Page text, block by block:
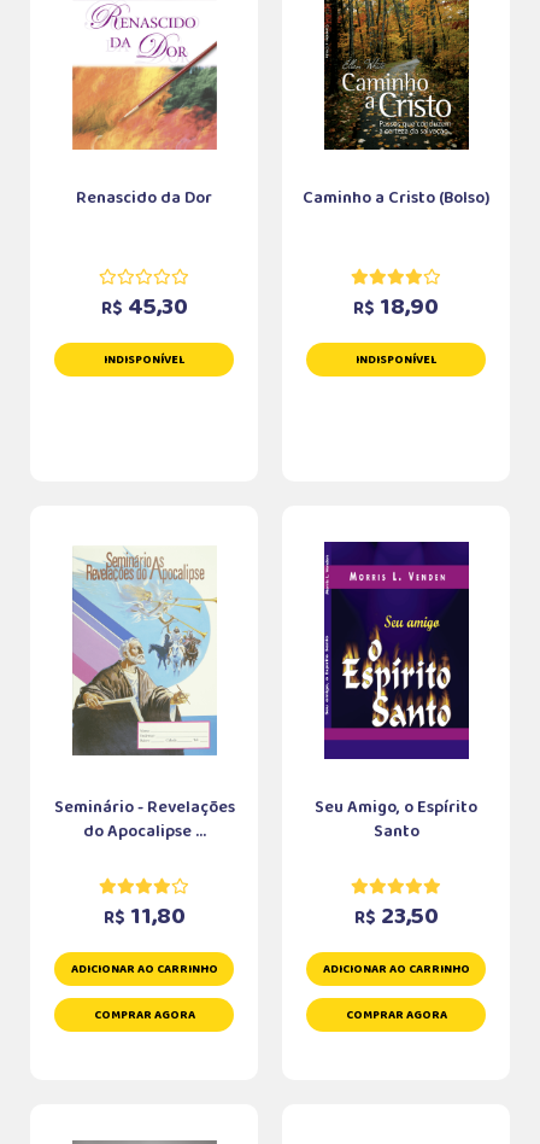
Renascido da Dor
R$ 45,30
INDISPONÍVEL
Caminho a Cristo (Bolso)
R$ 18,90
INDISPONÍVEL
Seminário - Revelações
do Apocalipse ...
R$ 11,80
ADICIONAR AO CARRINHO
COMPRAR AGORA
Seu Amigo, o Espírito
Santo
R$ 23,50
ADICIONAR AO CARRINHO
COMPRAR AGORA